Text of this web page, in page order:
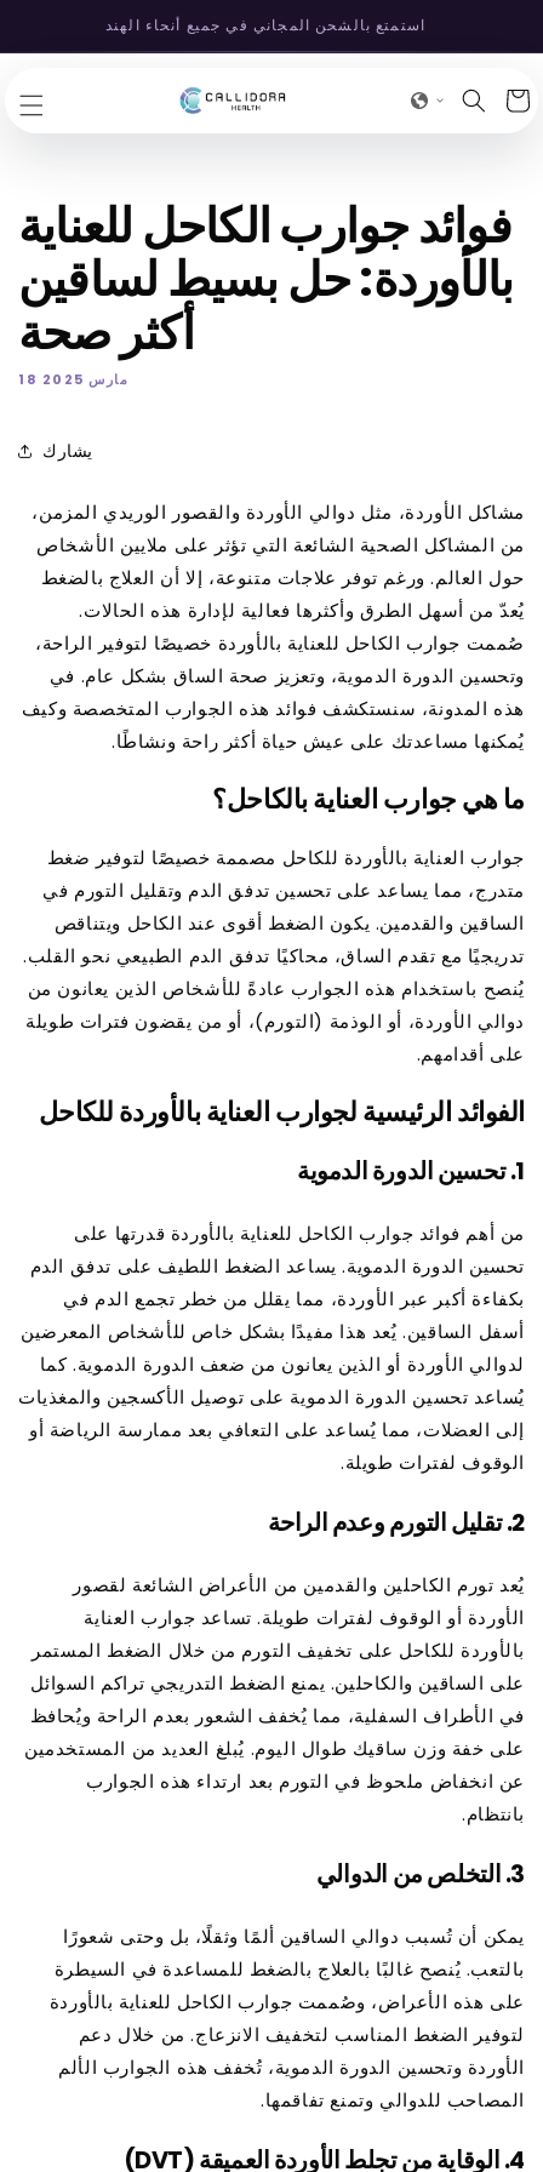
المحتوى
استمتع بالشحن المجاني في جميع أنحاء الهند
التسوق
فوائد جوارب الكاحل للعناية
بالأوردة: حل بسيط لساقين
أكثر صحة
18 مارس 2025
يشارك
مشاكل الأوردة، مثل دوالي الأوردة والقصور الوريدي المزمن،
من المشاكل الصحية الشائعة التي تؤثر على ملايين الأشخاص
حول العالم. ورغم توفر علاجات متنوعة، إلا أن العلاج بالضغط
يُعدّ من أسهل الطرق وأكثرها فعالية لإدارة هذه الحالات.
صُممت جوارب الكاحل للعناية بالأوردة خصيصًا لتوفير الراحة،
وتحسين الدورة الدموية، وتعزيز صحة الساق بشكل عام. في
هذه المدونة، سنستكشف فوائد هذه الجوارب المتخصصة وكيف
يُمكنها مساعدتك على عيش حياة أكثر راحة ونشاطًا.
ما هي جوارب العناية بالكاحل؟
جوارب العناية بالأوردة للكاحل مصممة خصيصًا لتوفير ضغط
متدرج، مما يساعد على تحسين تدفق الدم وتقليل التورم في
الساقين والقدمين. يكون الضغط أقوى عند الكاحل ويتناقص
تدريجيًا مع تقدم الساق، محاكيًا تدفق الدم الطبيعي نحو القلب.
يُنصح باستخدام هذه الجوارب عادةً للأشخاص الذين يعانون من
دوالي الأوردة، أو الوذمة (التورم)، أو من يقضون فترات طويلة
على أقدامهم.
الفوائد الرئيسية لجوارب العناية بالأوردة للكاحل
1. تحسين الدورة الدموية
من أهم فوائد جوارب الكاحل للعناية بالأوردة قدرتها على
تحسين الدورة الدموية. يساعد الضغط اللطيف على تدفق الدم
بكفاءة أكبر عبر الأوردة، مما يقلل من خطر تجمع الدم في
أسفل الساقين. يُعد هذا مفيدًا بشكل خاص للأشخاص المعرضين
لدوالي الأوردة أو الذين يعانون من ضعف الدورة الدموية. كما
يُساعد تحسين الدورة الدموية على توصيل الأكسجين والمغذيات
إلى العضلات، مما يُساعد على التعافي بعد ممارسة الرياضة أو
الوقوف لفترات طويلة.
2. تقليل التورم وعدم الراحة
يُعد تورم الكاحلين والقدمين من الأعراض الشائعة لقصور
الأوردة أو الوقوف لفترات طويلة. تساعد جوارب العناية
بالأوردة للكاحل على تخفيف التورم من خلال الضغط المستمر
على الساقين والكاحلين. يمنع الضغط التدريجي تراكم السوائل
في الأطراف السفلية، مما يُخفف الشعور بعدم الراحة ويُحافظ
على خفة وزن ساقيك طوال اليوم. يُبلغ العديد من المستخدمين
عن انخفاض ملحوظ في التورم بعد ارتداء هذه الجوارب
بانتظام.
3. التخلص من الدوالي
يمكن أن تُسبب دوالي الساقين ألمًا وثقلًا، بل وحتى شعورًا
بالتعب. يُنصح غالبًا بالعلاج بالضغط للمساعدة في السيطرة
على هذه الأعراض، وصُممت جوارب الكاحل للعناية بالأوردة
لتوفير الضغط المناسب لتخفيف الانزعاج. من خلال دعم
الأوردة وتحسين الدورة الدموية، تُخفف هذه الجوارب الألم
المصاحب للدوالي وتمنع تفاقمها.
4. الوقاية من تجلط الأوردة العميقة (DVT)